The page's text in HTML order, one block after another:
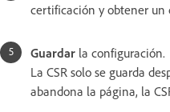
certificación y obtener un
Guardar la configuración.
La CSR solo se guarda
abandona la página, la